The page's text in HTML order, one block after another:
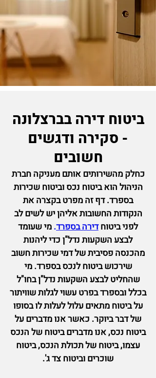
ביטוח דירה בברצלונה
- סקירה ודגשים
חשובים
כחלק מהשירותים אותם מעניקה חברת
הניהול הואביטוח נכס וביטוח שכירות
בספרד. דף זה מפרט בקצרה את
הנקודות החשובות אליהן ישלשים לב
לפני ביטוחדירהבספרד.מי שעומד
לבצע השקעות נדל"ן כדי ליהנות
מהכנסה פסיבית של דמי שכירות חשוב
שירכושביטוח לנכס בספרד.מי
שהחליט לבצע השקעות נדל"ן בחו"ל
בכלל ובספרד בפרט עשוי לגלות שוויתור
על ביטוח מתאים עלול לעלות לו בסופו
של דבר ביוקר. כאשר אנו מדברים על
ביטוח נכס, אנו מדבריםביטוח של הנכס
עצמו, ביטוח של תכולת הנכס, ביטוח
שוכרים וביטוח צד ג'.